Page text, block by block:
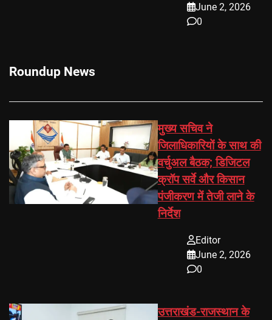
June 2, 2026
0
Roundup News
मुख्य सचिव ने
जिलाधिकारियों के साथ की
वर्चुअल बैठक; डिजिटल
क्रॉप सर्वे और किसान
पंजीकरण में तेजी लाने के
निर्देश
Editor
June 2, 2026
0
उत्तराखंड-राजस्थान के